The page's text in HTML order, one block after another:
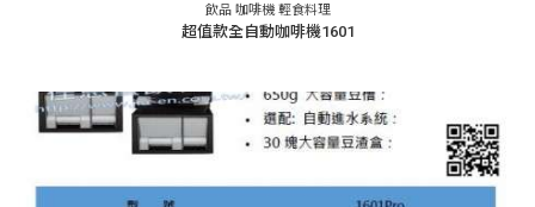
飲品 咖啡機 輕食料理
超值款全自動咖啡機1601